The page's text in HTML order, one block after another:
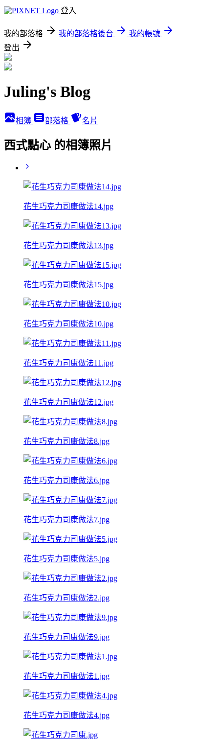
登入
我的部落格 我的部落格後台
我的帳號
登出
Juling's Blog
相簿 部落格 名片
西式點心 的相簿照片
花生巧克力司康做法14.jpg
花生巧克力司康做法13.jpg
花生巧克力司康做法15.jpg
花生巧克力司康做法10.jpg
花生巧克力司康做法11.jpg
花生巧克力司康做法12.jpg
花生巧克力司康做法8.jpg
花生巧克力司康做法6.jpg
花生巧克力司康做法7.jpg
花生巧克力司康做法5.jpg
花生巧克力司康做法2.jpg
花生巧克力司康做法9.jpg
花生巧克力司康做法1.jpg
花生巧克力司康做法4.jpg